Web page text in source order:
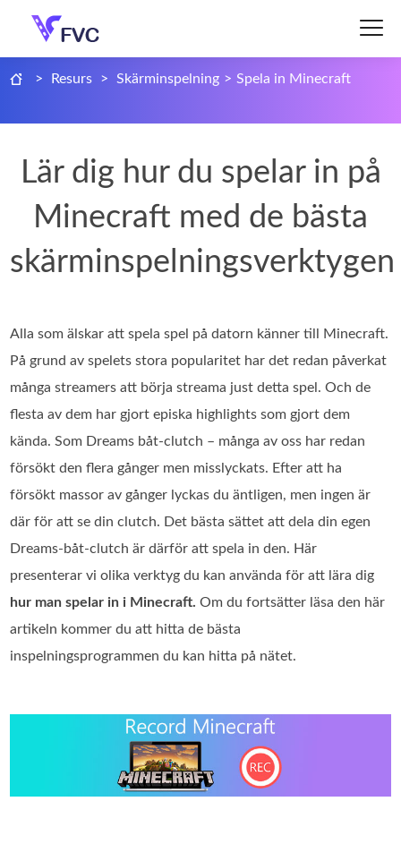
> Resurs > Skärminspelning > Spela in Minecraft
Lär dig hur du spelar in på
Minecraft med de bästa
skärminspelningsverktygen
Alla som älskar att spela spel på datorn känner till Minecraft.
På grund av spelets stora popularitet har det redan påverkat
många streamers att börja streama just detta spel. Och de
flesta av dem har gjort episka highlights som gjort dem
kända. Som Dreams båt‑clutch – många av oss har redan
försökt den flera gånger men misslyckats. Efter att ha
försökt massor av gånger lyckas du äntligen, men ingen är
där för att se din clutch. Det bästa sättet att dela din egen
Dreams‑båt‑clutch är därför att spela in den. Här
presenterar vi olika verktyg du kan använda för att lära dig
hur man spelar in i Minecraft. Om du fortsätter läsa den här
artikeln kommer du att hitta de bästa
inspelningsprogrammen du kan hitta på nätet.